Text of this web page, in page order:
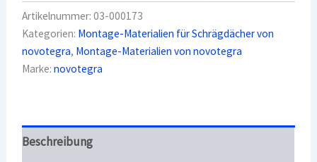
Loslager-
Set
C95
Menge
Artikelnummer:03-000173
Kategorien: Montage-Materialien für Schrägdächer von
novotegra, Montage-Materialien von novotegra
Marke:novotegra
Beschreibung